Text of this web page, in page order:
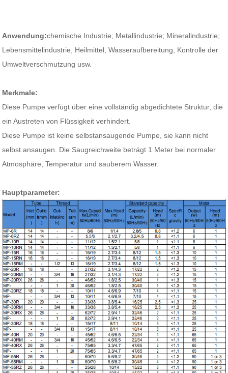
Anwendung:chemische Industrie; Metallindustrie; Mineralindustrie;
Lebensmittelindustrie, Heilmittel, Wasseraufbereitung, Kontrolle der
Umweltverschmutzung usw.
Merkmale:
Diese Pumpe verfügt über eine vollständig abgedichtete Struktur, die
ein Austreten von Flüssigkeit verhindert.
Diese Pumpe ist keine selbstansaugende Pumpe, sie kann nicht
selbst ansaugen. Die Saugreichweite beträgt 1 Meter bei normaler
Atmosphäre, Temperatur und sauberem Wasser.
Hauptparameter: